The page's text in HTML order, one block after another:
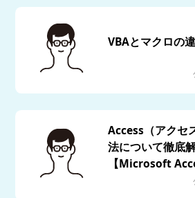
VBAとマクロの
Access（アクセ
法について徹底
【Microsoft